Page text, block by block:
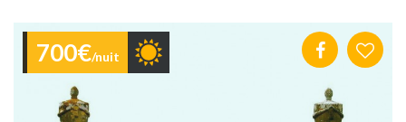
700€/nuit